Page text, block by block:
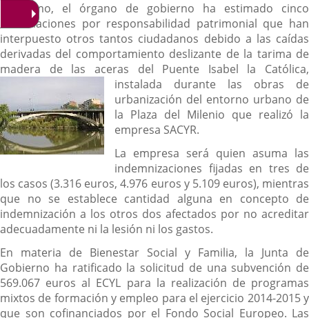
Asimismo, el órgano de gobierno ha estimado cinco
reclamaciones por responsabilidad patrimonial que han
interpuesto otros tantos ciudadanos debido a las caídas
derivadas del comportamiento deslizante de la tarima de
madera de las aceras del Puente Isabel la Católica,
instalada durante las obras de
urbanización del entorno urbano de
la Plaza del Milenio que realizó la
empresa SACYR.
La empresa será quien asuma las
indemnizaciones fijadas en tres de
los casos (3.316 euros, 4.976 euros y 5.109 euros), mientras
que no se establece cantidad alguna en concepto de
indemnización a los otros dos afectados por no acreditar
adecuadamente ni la lesión ni los gastos.
En materia de Bienestar Social y Familia, la Junta de
Gobierno ha ratificado la solicitud de una subvención de
569.067 euros al ECYL para la realización de programas
mixtos de formación y empleo para el ejercicio 2014-2015 y
que son cofinanciados por el Fondo Social Europeo. Las